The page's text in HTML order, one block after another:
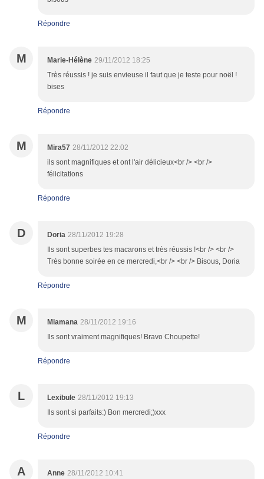
Répondre
M Marie-Hélène 29/11/2012 18:25
Très réussis ! je suis envieuse il faut que je teste pour noël !
bises
Répondre
M Mira57 28/11/2012 22:02
ils sont magnifiques et ont l'air délicieux<br /> <br />
félicitations
Répondre
D Doria 28/11/2012 19:28
Ils sont superbes tes macarons et très réussis !<br /> <br />
Très bonne soirée en ce mercredi,<br /> <br /> Bisous, Doria
Répondre
M Miamana 28/11/2012 19:16
Ils sont vraiment magnifiques! Bravo Choupette!
Répondre
L Lexibule 28/11/2012 19:13
Ils sont si parfaits:) Bon mercredi;)xxx
Répondre
A Anne 28/11/2012 10:41